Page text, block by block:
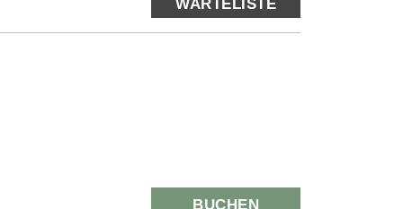
WARTELISTE
BUCHEN